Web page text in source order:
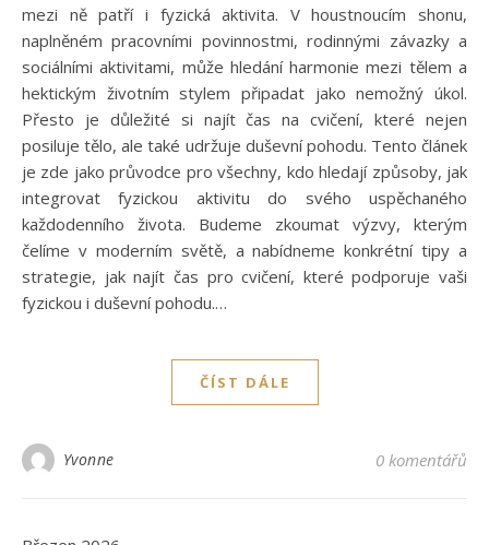
mezi ně patří i fyzická aktivita. V houstnoucím shonu,
naplněném pracovními povinnostmi, rodinnými závazky a
sociálními aktivitami, může hledání harmonie mezi tělem a
hektickým životním stylem připadat jako nemožný úkol.
Přesto je důležité si najít čas na cvičení, které nejen
posiluje tělo, ale také udržuje duševní pohodu. Tento článek
je zde jako průvodce pro všechny, kdo hledají způsoby, jak
integrovat fyzickou aktivitu do svého uspěchaného
každodenního života. Budeme zkoumat výzvy, kterým
čelíme v moderním světě, a nabídneme konkrétní tipy a
strategie, jak najít čas pro cvičení, které podporuje vaši
fyzickou i duševní pohodu.…
ČÍST DÁLE
Yvonne 0 komentářů